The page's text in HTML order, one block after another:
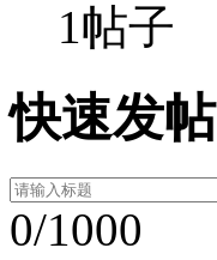
1帖子
快速发帖
0/1000